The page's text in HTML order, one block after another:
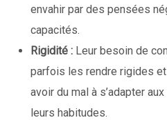
envahir par des pensées
capacités.
Rigidité : Leur besoin de
parfois les rendre rigides
avoir du mal à s’adapter
leurs habitudes.